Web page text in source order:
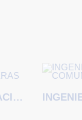
GERENTE DE OPERACIONES MINERAS